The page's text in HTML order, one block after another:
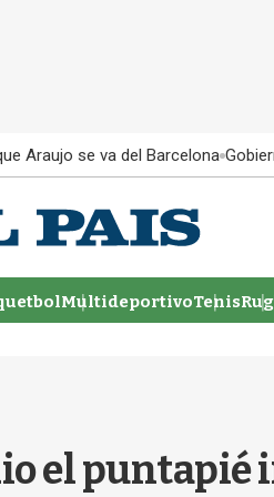
Araujo se va del Barcelona
MultideportivoTenis
el puntapié